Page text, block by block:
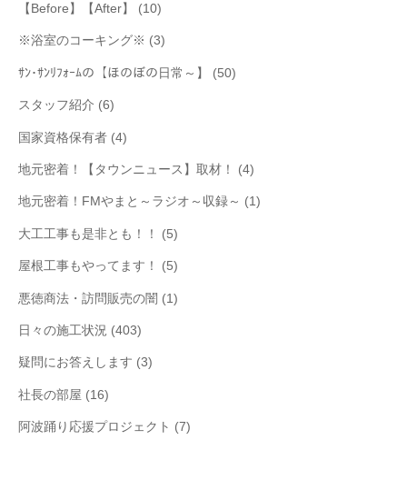
【Before】【After】 (10)
※浴室のコーキング※ (3)
ｻﾝ･ｻﾝﾘﾌｫｰﾑの【ほのぼの日常～】 (50)
スタッフ紹介 (6)
国家資格保有者 (4)
地元密着！【タウンニュース】取材！ (4)
地元密着！FMやまと～ラジオ～収録～ (1)
大工工事も是非とも！！ (5)
屋根工事もやってます！ (5)
悪徳商法・訪問販売の闇 (1)
日々の施工状況 (403)
疑問にお答えします (3)
社長の部屋 (16)
阿波踊り応援プロジェクト (7)